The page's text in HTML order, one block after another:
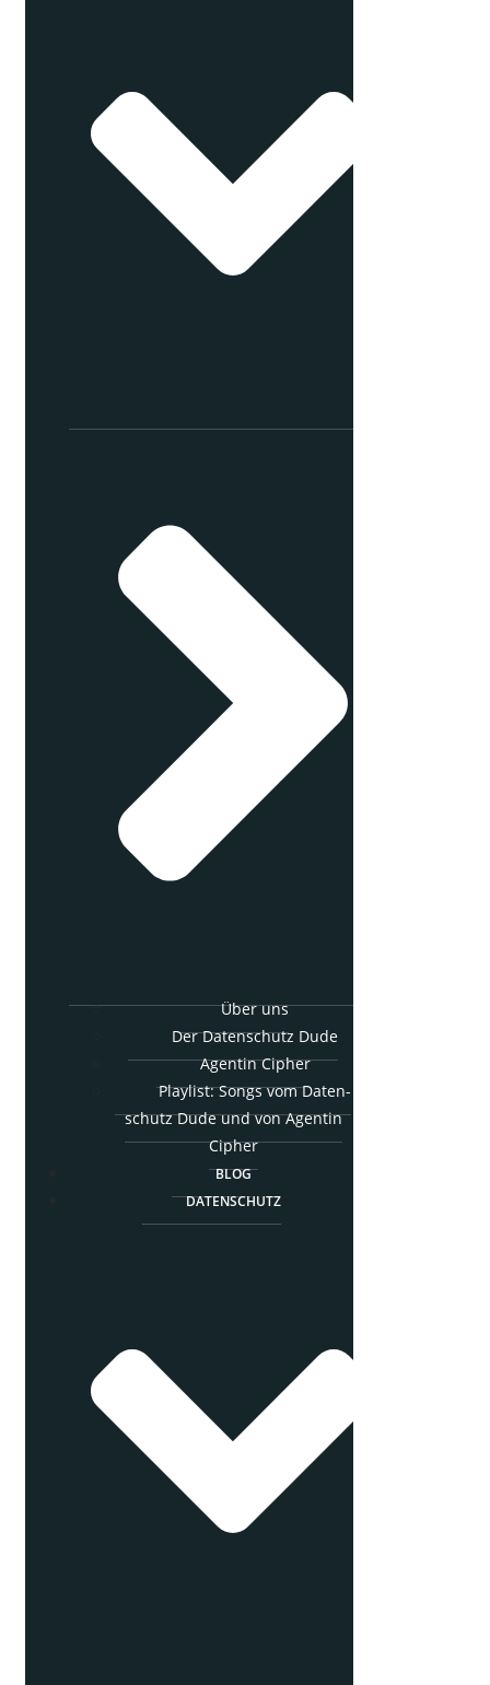
Über uns
Der Daten­schutz Dude
Agen­tin Cipher
Play­list: Songs vom Daten­
schutz Dude und von Agen­tin
Cipher
BLOG
DATEN­SCHUTZ